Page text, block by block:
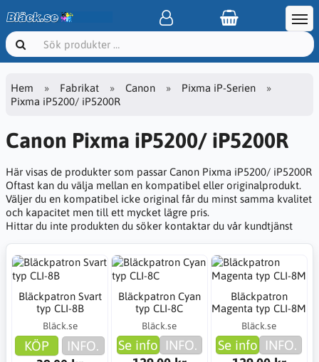
Hem Fabrikat Canon
Pixma iP-Serien
Pixma iP5200/ iP5200R
Canon Pixma iP5200/ iP5200R
Här visas de produkter som passar Canon Pixma iP5200/ iP5200R
Oftast kan du välja mellan en kompatibel eller originalprodukt.
Väljer du en kompatibel icke original får du minst samma kvalitet
och kapacitet men till ett mycket lägre pris.
Hittar du inte produkten du söker kontaktar du vår kundtjänst
Bläckpatron Svart
typ CLI-8B
Bläck.se
KÖP
INFO.
Bläckpatron Cyan
typ CLI-8C
Bläck.se
Se info INFO.
Bläckpatron
Magenta typ CLI-8M
Bläck.se
Se info INFO.